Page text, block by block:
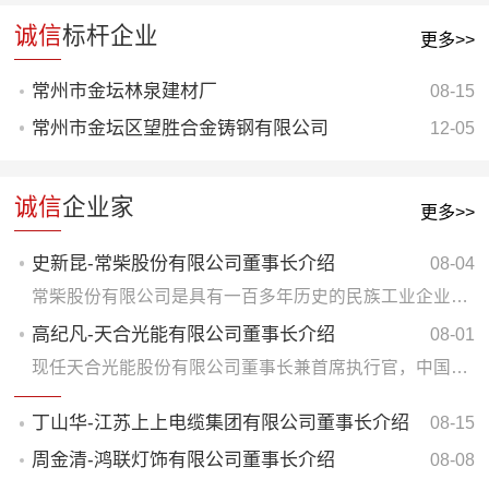
诚信标杆企业 更多>>
常州市金坛林泉建材厂 08-15
常州市金坛区望胜合金铸钢有限公司 12-05
诚信企业家 更多>>
史新昆-常柴股份有限公司董事长介绍
08-04
常柴股份有限公司是具有一百多年历史的民族工业企业，是中国最早的内燃机专业制造商之一
高纪凡-天合光能有限公司董事长介绍
08-01
现任天合光能股份有限公司董事长兼首席执行官，中国民主建国会第十一届中央委员会常务委员..
丁山华-江苏上上电缆集团有限公司董事长介绍 08-15
周金清-鸿联灯饰有限公司董事长介绍 08-08